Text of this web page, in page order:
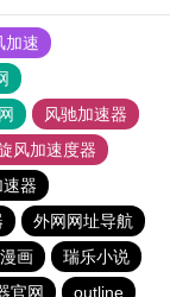
加速
风驰加速器
风加速度器
器
外网网址导航
画
瑞乐小说
官网
outline